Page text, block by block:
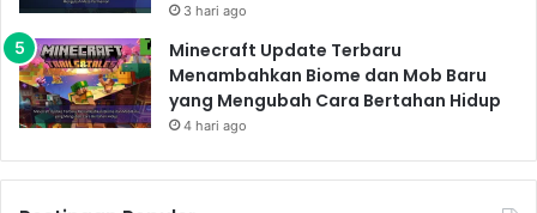
3 hari ago
Minecraft Update Terbaru
Menambahkan Biome dan Mob Baru
yang Mengubah Cara Bertahan Hidup
4 hari ago